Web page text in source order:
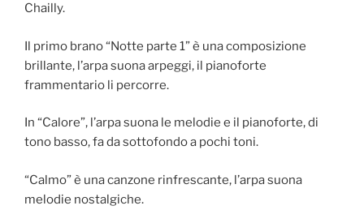
Chailly.
Il primo brano “Notte parte 1” è una composizione
brillante, l’arpa suona arpeggi, il pianoforte
frammentario li percorre.
In “Calore”, l’arpa suona le melodie e il pianoforte, di
tono basso, fa da sottofondo a pochi toni.
“Calmo” è una canzone rinfrescante, l’arpa suona
melodie nostalgiche.